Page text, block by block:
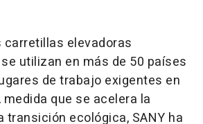
elevadoras
utilizan en más de 50 países
de trabajo exigentes en
que se acelera la
transición ecológica, SANY ha